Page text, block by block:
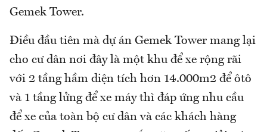
Gemek Tower.
Điều đầu tiên mà dự án Gemek Tower mang lại
cho cư dân nơi đây là một khu để xe rộng rãi
với 2 tầng hầm diện tích hơn 14.000m2 để ôtô
và 1 tầng lửng để xe máy thì đáp ứng nhu cầu
để xe của toàn bộ cư dân và các khách hàng